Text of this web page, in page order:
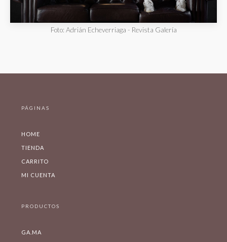
Foto: Adrián Echeverriaga - Revista Galería
PÁGINAS
HOME
TIENDA
CARRITO
MI CUENTA
PRODUCTOS
GA.MA